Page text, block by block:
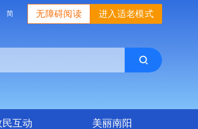
进入适老模式
无障碍阅读
简
民互动 美丽南阳